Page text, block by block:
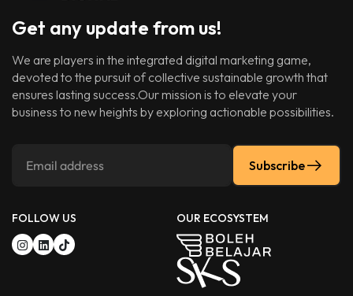
Get any update from us!
We are players in the integrated digital marketing game,
devoted to the pursuit of collective sustainable growth that
ensures lasting success.Our mission is to elevate your
business to new heights by exploring actionable possibilities.
Subscribe
FOLLOW US OUR ECOSYSTEM